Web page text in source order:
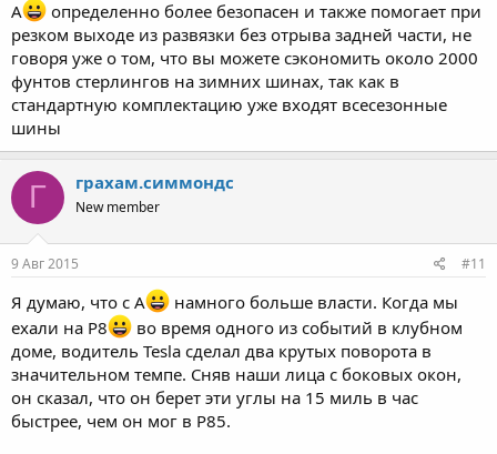
A
определенно более безопасен и также помогает при
резком выходе из развязки без отрыва задней части, не
говоря уже о том, что вы можете сэкономить около 2000
фунтов стерлингов на зимних шинах, так как в
стандартную комплектацию уже входят всесезонные
шины
Г грахам.симмондс
New member
9 Авг 2015 #11
Я думаю, что с A
намного больше власти. Когда мы
ехали на P8
во время одного из событий в клубном
доме, водитель Tesla сделал два крутых поворота в
значительном темпе. Сняв наши лица с боковых окон,
он сказал, что он берет эти углы на 15 миль в час
быстрее, чем он мог в P85.